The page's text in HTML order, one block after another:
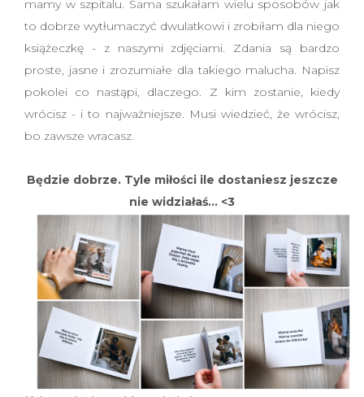
mamy w szpitalu. Sama szukałam wielu sposobów jak
to dobrze wytłumaczyć dwulatkowi i zrobiłam dla niego
książeczkę - z naszymi zdjęciami. Zdania są bardzo
proste, jasne i zrozumiałe dla takiego malucha. Napisz
pokolei co nastąpi, dlaczego. Z kim zostanie, kiedy
wrócisz - i to najważniejsze. Musi wiedzieć, że wrócisz,
bo zawsze wracasz.
Będzie dobrze. Tyle miłości ile dostaniesz jeszcze
nie widziałaś... <3